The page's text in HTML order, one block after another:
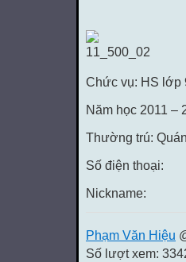
Chức vụ: HS lớp
Năm học 2011 –
Thường trú:
Số điện thoại:
Nickname:
Phạm Văn Hiệu
Số lượt xem: